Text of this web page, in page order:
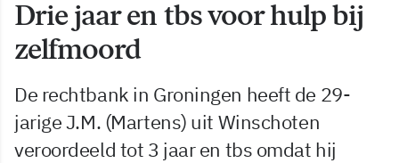
Drie jaar en tbs voor hulp bij
zelfmoord
De rechtbank in Groningen heeft de 29-
jarige J.M. (Martens) uit Winschoten
veroordeeld tot 3 jaar en tbs omdat hij